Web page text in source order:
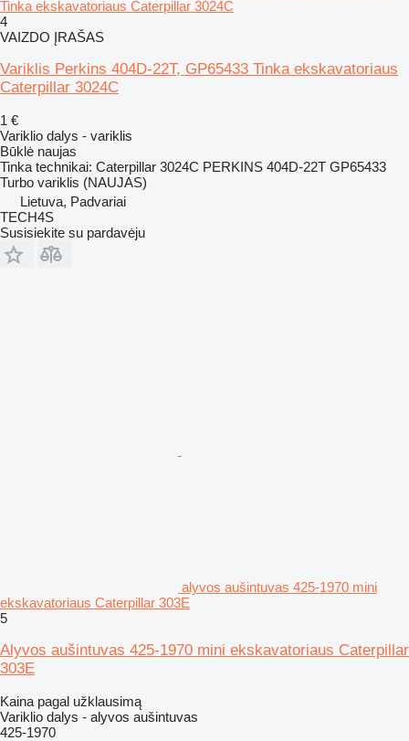
Tinka ekskavatoriaus Caterpillar 3024C
4
VAIZDO ĮRAŠAS
Variklis Perkins 404D-22T, GP65433 Tinka ekskavatoriaus
Caterpillar 3024C
1 €
Variklio dalys - variklis
Būklė naujas
Tinka technikai: Caterpillar 3024C PERKINS 404D-22T GP65433
Turbo variklis (NAUJAS)
Lietuva, Padvariai
TECH4S
Susisiekite su pardavėju
alyvos aušintuvas 425-1970 mini
ekskavatoriaus Caterpillar 303E
5
Alyvos aušintuvas 425-1970 mini ekskavatoriaus Caterpillar
303E
Kaina pagal užklausimą
Variklio dalys - alyvos aušintuvas
425-1970